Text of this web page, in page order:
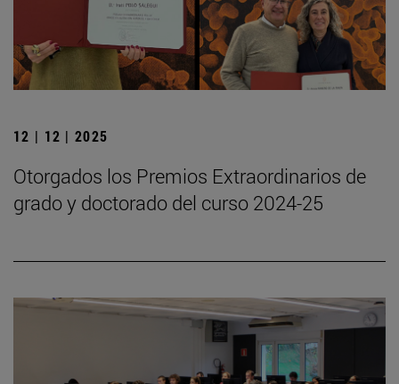
12 | 12 | 2025
Otorgados los Premios Extraordinarios de
grado y doctorado del curso 2024-25